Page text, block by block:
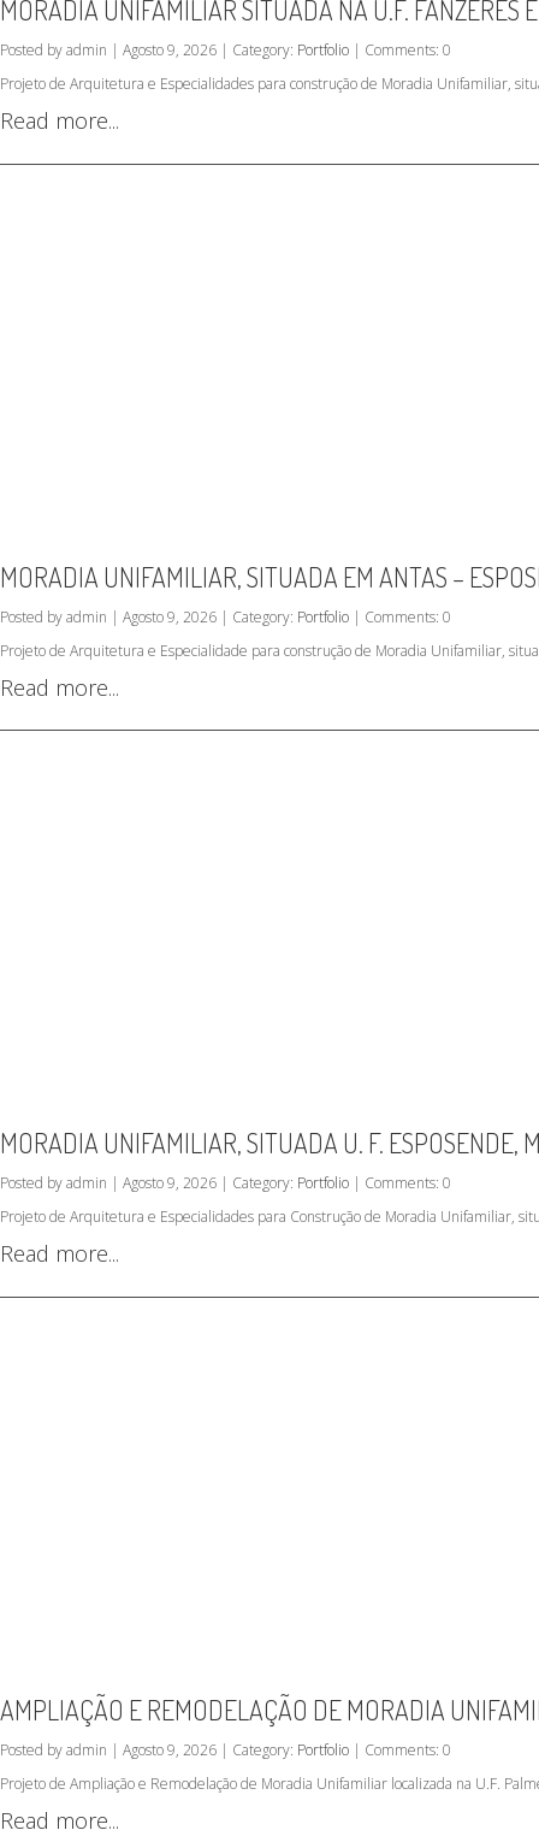
MORADIA UNIFAMILIAR SITUADA NA U.F. FÂNZERES
Posted by admin | Agosto 9, 2026 | Category: Portfolio | Comments: 0
Projeto de Arquitetura e Especialidades para construção de Moradia Unifamiliar,
Read more...
MORADIA UNIFAMILIAR, SITUADA EM ANTAS –
Posted by admin | Agosto 9, 2026 | Category: Portfolio | Comments: 0
Projeto de Arquitetura e Especialidade para construção de Moradia Unifamiliar,
Read more...
MORADIA UNIFAMILIAR, SITUADA U. F. ESPOSENDE,
Posted by admin | Agosto 9, 2026 | Category: Portfolio | Comments: 0
Projeto de Arquitetura e Especialidades para Construção de Moradia Unifamiliar,
Read more...
AMPLIAÇÃO E REMODELAÇÃO DE MORADIA
Posted by admin | Agosto 9, 2026 | Category: Portfolio | Comments: 0
Projeto de Ampliação e Remodelação de Moradia Unifamiliar localizada na U.F.
Read more...